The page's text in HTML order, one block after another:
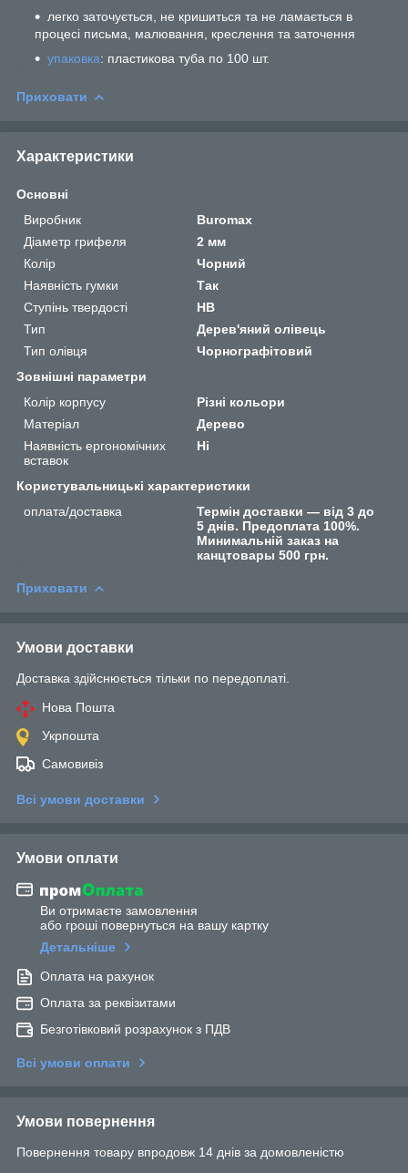
легко заточується, не кришиться та не ламається в
процесі письма, малювання, креслення та заточення
упаковка: пластикова туба по 100 шт.
Приховати
Характеристики
Основні
Виробник
Buromax
Діаметр грифеля
2 мм
Колір
Чорний
Наявність гумки
Так
Ступінь твердості
НВ
Тип
Дерев'яний олівець
Тип олівця
Чорнографітовий
Зовнішні параметри
Колір корпусу
Різні кольори
Матеріал
Дерево
Наявність ергономічних
вставок
Ні
Користувальницькі характеристики
оплата/доставка
Термін доставки — від 3 до
5 днів. Предоплата 100%.
Минимальній заказ на
канцтовары 500 грн.
Приховати
Умови доставки
Доставка здійснюється тільки по передоплаті.
Нова Пошта
Укрпошта
Самовивіз
Всі умови доставки
Умови оплати
Ви отримаєте замовлення
або гроші повернуться на вашу картку
Детальніше
Оплата на рахунок
Оплата за реквізитами
Безготівковий розрахунок з ПДВ
Всі умови оплати
Умови повернення
Повернення товару впродовж 14 днів за домовленістю